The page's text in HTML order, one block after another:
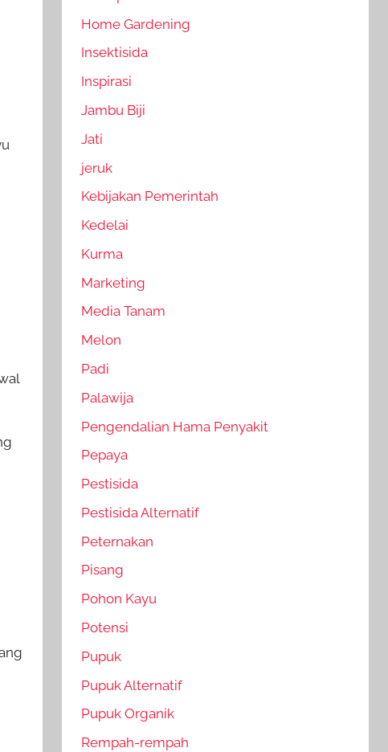
Home Gardening
Insektisida
Inspirasi
Jambu Biji
Jati
jeruk
Kebijakan Pemerintah
Kedelai
Kurma
Marketing
Media Tanam
Melon
Padi
Palawija
Pengendalian Hama Penyakit
Pepaya
Pestisida
Pestisida Alternatif
Peternakan
Pisang
Pohon Kayu
Potensi
Pupuk
Pupuk Alternatif
Pupuk Organik
Rempah-rempah